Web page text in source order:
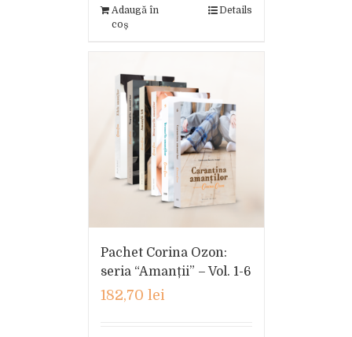
Adaugă în
coș
Details
Pachet Corina Ozon:
seria “Amanții” – Vol. 1-6
182,70 lei